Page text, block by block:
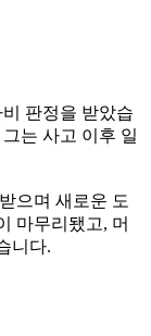
판정을 받았습
는 사고 이후 일
으며 새로운 도
마무리됐고, 머
니다.